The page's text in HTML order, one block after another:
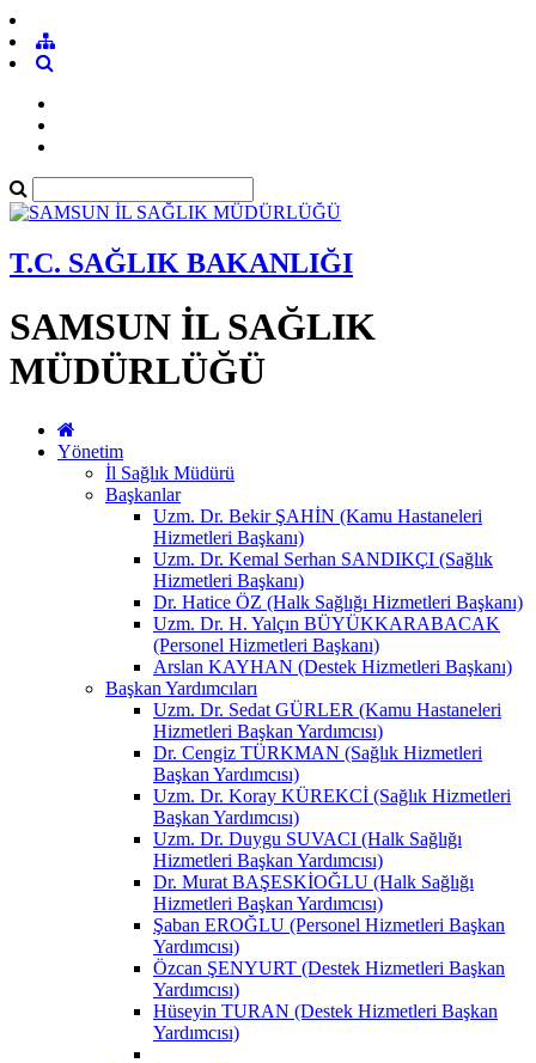
T.C. SAĞLIK BAKANLIĞI
SAMSUN İL SAĞLIK
MÜDÜRLÜĞÜ
Yönetim
İl Sağlık Müdürü
Başkanlar
Uzm. Dr. Bekir ŞAHİN (Kamu Hastaneleri
Hizmetleri Başkanı)
Uzm. Dr. Kemal Serhan SANDIKÇI (Sağlık
Hizmetleri Başkanı)
Dr. Hatice ÖZ (Halk Sağlığı Hizmetleri Başkanı)
Uzm. Dr. H. Yalçın BÜYÜKKARABACAK
(Personel Hizmetleri Başkanı)
Arslan KAYHAN (Destek Hizmetleri Başkanı)
Başkan Yardımcıları
Uzm. Dr. Sedat GÜRLER (Kamu Hastaneleri
Hizmetleri Başkan Yardımcısı)
Dr. Cengiz TÜRKMAN (Sağlık Hizmetleri
Başkan Yardımcısı)
Uzm. Dr. Koray KÜREKCİ (Sağlık Hizmetleri
Başkan Yardımcısı)
Uzm. Dr. Duygu SUVACI (Halk Sağlığı
Hizmetleri Başkan Yardımcısı)
Dr. Murat BAŞESKİOĞLU (Halk Sağlığı
Hizmetleri Başkan Yardımcısı)
Şaban EROĞLU (Personel Hizmetleri Başkan
Yardımcısı)
Özcan ŞENYURT (Destek Hizmetleri Başkan
Yardımcısı)
Hüseyin TURAN (Destek Hizmetleri Başkan
Yardımcısı)